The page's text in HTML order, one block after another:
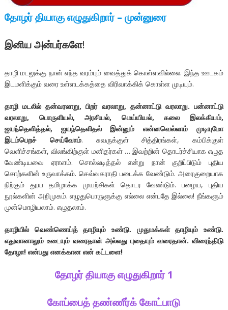
தோழர் தியாகு எழுதுகிறார் – முன்னுரை
இனிய அன்பர்களே!
தாழி மடலுக்கு நான் எந்த வரம்பும் வைத்துக் கொள்ளவில்லை. இந்த ஊடகம்
இடமளிக்கும் வரை உள்ளடக்கத்தை விரிவாக்கிக் கொள்ள முடியும்.
தாழி மடலில் தன்வரலாறு, பிறர் வரலாறு, தன்னாட்டு வரலாறு. பன்னாட்டு
வரலாறு, பொருளியல், அரசியல், மெய்யியல், கலை இலக்கியம்,
ஐயந்தெளித்தல், ஐயந்தெளிதல் இன்னும் என்னவெல்லாம் முடியுமோ
இடம்பெறச் செய்வோம். சுவருக்குள் சித்திரங்கள், கம்பிக்குள்
வெளிச்சங்கள், விலங்கிற்குள் மனிதர்கள் … இவற்றின் தொடர்ச்சியாக எழுத
வேண்டியவை ஏராளம். சொல்லடித்தல் என்று நான் குறிப்பிடும் புதிய
சொற்களின் உருவாக்கம். செவ்வகராதி படைக்க வேண்டும். அரைகுறையாக
நிற்கும் தூய தமிழாக்க முயற்சிகள் தொடர வேண்டும். பழைய, புதிய
நூல்களின் அறிமுகம். எழுதுபொருளுக்கு எல்லை என்பதே இல்லை! நீங்களும்
முன்மொழியலாம். எழுதலாம்.
தாழியில் வெண்ணெய்த் தாழியும் உண்டு. முதுமக்கள் தாழியும் உண்டு.
எதுவானாலும் உடையும் வரைதான் அல்லது புதையும் வரைதான். விரைந்திடு
தோழா! என்பது எனக்கான என் கட்டளை!
தோழர் தியாகு எழுதுகிறார் 1
கோப்பைத் தண்ணீர்க் கோட்பாடு